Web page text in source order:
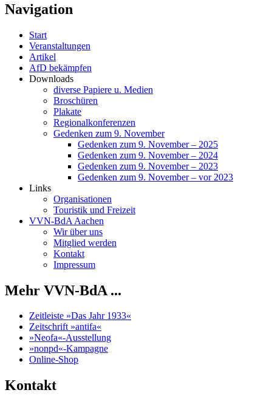
Navigation
Start
Veranstaltungen
Artikel
AfD bekämpfen
Downloads
diverse Papiere u. Medien
Broschüren
Plakate
Regionalkonferenzen
Gedenken zum 9. November
Gedenken zum 9. November – 2025
Gedenken zum 9. November – 2024
Gedenken zum 9. November – 2023
Gedenken zum 9. November – vor 2023
Links
Organisationen
Touristik und Freizeit
VVN-BdA Aachen
Wir über uns
Mitglied werden
Kontakt
Impressum
Mehr VVN-BdA ...
Zeitleiste »Das Jahr 1933«
Zeitschrift »antifa«
»Neofa«-Ausstellung
»nonpd«-Kampagne
Online-Shop
Kontakt